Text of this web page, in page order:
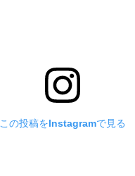
この投稿をInstagramで見る